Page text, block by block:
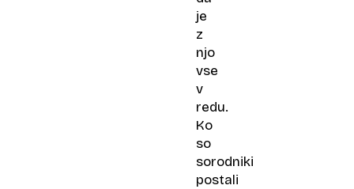
je
z
njo
vse
v
redu.
Ko
so
sorodniki
postali